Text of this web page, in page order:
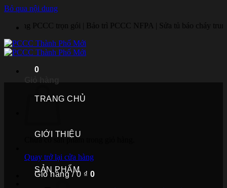
Bỏ qua nội dung
trọn gói | Bảo trì PCCC NFPA | Sửa tủ báo cháy trung tâm |
0
Chưa có sản phẩm trong giỏ hàng.
Quay trở lại cửa hàng
Giỏ hàng /0 ₫ 0
TRANG CHỦ
GIỚI THIỆU
SẢN PHẨM